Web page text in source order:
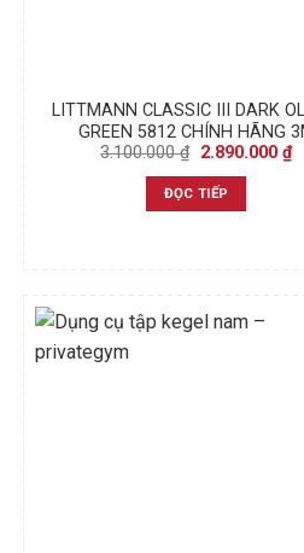
LITTMANN CLASSIC III DARK
GREEN 5812 CHÍNH HÃNG
3.100.000₫ Original
was:
3.100.000 ₫.
2.890.000 ₫
ĐỌC TIẾP